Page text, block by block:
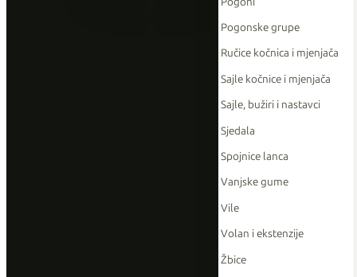
Pogonske grupe
Ručice kočnica i mjenjača
Sajle kočnice i mjenjača
Sajle, bužiri i nastavci
Sjedala
Spojnice lanca
Vanjske gume
Vile
Volan i ekstenzije
Žbice